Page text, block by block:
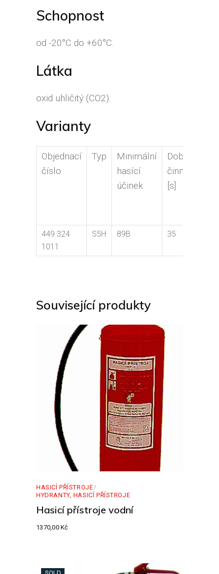
Schopnost
od -20°C do +60°C.
Látka
oxid uhličitý (CO2).
Varianty
Objednací
číslo
Typ
Minimální
hasící
účinek
Doba
činnosti
[s]
449 324
1011
S5H 89B 35
Související produkty
HASICÍ PŘÍSTROJE
HYDRANTY, HASICÍ PŘÍSTROJE
Hasicí přístroje vodní
1370,00Kč